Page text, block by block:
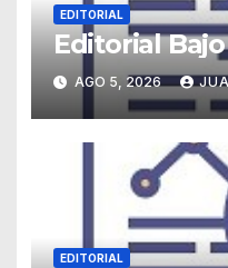
EDITORIAL
Editorial
AGO 5, 2026
EDITORIAL